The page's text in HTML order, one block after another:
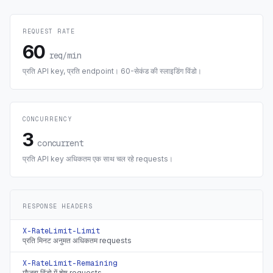
REQUEST RATE
60 req/min
प्रति API key, प्रति endpoint। 60-सेकंड की स्लाइडिंग विंडो।
CONCURRENCY
3 concurrent
प्रति API key अधिकतम एक साथ चल रहे requests।
RESPONSE HEADERS
X-RateLimit-Limit
प्रति मिनट अनुमत अधिकतम requests
X-RateLimit-Remaining